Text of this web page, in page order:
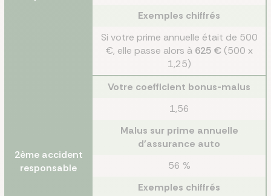
Exemples chiffrés
Si votre prime annuelle était de 500
€, elle passe alors à 625 € (500 x
1,25)
2ème accident
responsable
Votre coefficient bonus-malus
1,56
Malus sur prime annuelle
d'assurance auto
56 %
Exemples chiffrés